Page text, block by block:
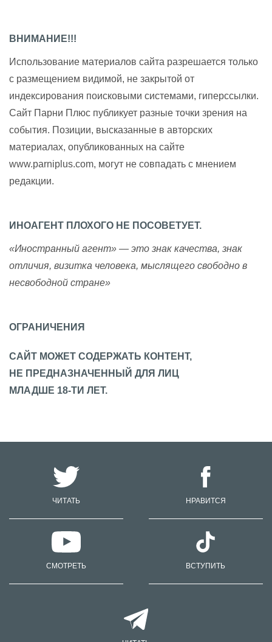
ВНИМАНИЕ!!!
Использование материалов сайта разрешается только
с размещением видимой, не закрытой от
индексирования поисковыми системами, гиперссылки.
Сайт Парни Плюс публикует разные точки зрения на
события. Позиции, высказанные в авторских
материалах, опубликованных на сайте
www.parniplus.com, могут не совпадать с мнением
редакции.
ИНОАГЕНТ ПЛОХОГО НЕ ПОСОВЕТУЕТ.
«Иностранный агент» — это знак качества, знак
отличия, визитка человека, мыслящего свободно в
несвободной стране»
ОГРАНИЧЕНИЯ
САЙТ МОЖЕТ СОДЕРЖАТЬ КОНТЕНТ,
НЕ ПРЕДНАЗНАЧЕННЫЙ ДЛЯ ЛИЦ
МЛАДШЕ 18-ТИ ЛЕТ.
ЧИТАТЬ НРАВИТСЯ
СМОТРЕТЬ ВСТУПИТЬ